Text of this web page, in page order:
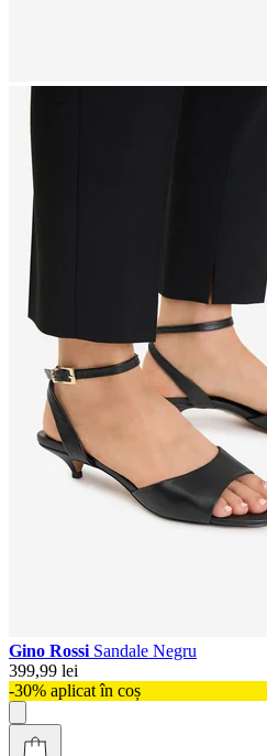
Gino Rossi Sandale Negru
399,99 lei
-30% aplicat în coș